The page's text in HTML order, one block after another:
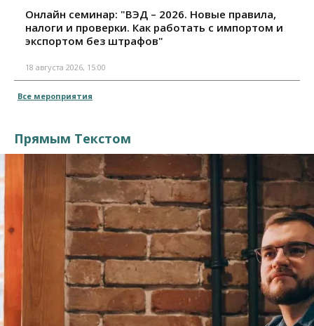
Онлайн семинар: "ВЭД – 2026. Новые правила,
налоги и проверки. Как работать с импортом и
экспортом без штрафов"
18 августа 2026, 15:00
Все мероприятия
Прямым Текстом